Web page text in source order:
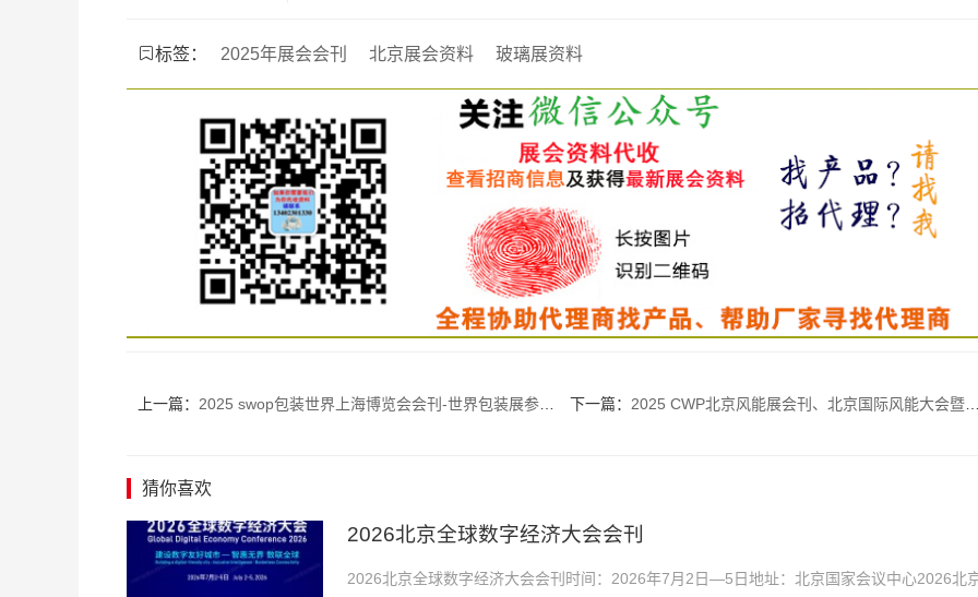
标签： 2025年展会会刊 北京展会资料 玻璃展资料
上一篇： 2025 swop包装世界上海博览会会刊-世界包装展参展商名录 下一篇： 2025 CWP北京风能展会刊、北京国际风能大会暨展览会参展商名录 风力风电
猜你喜欢
2026北京全球数字经济大会会刊
2026北京全球数字经济大会会刊时间：2026年7月2日—5日地址：北京国家会议中心2026北